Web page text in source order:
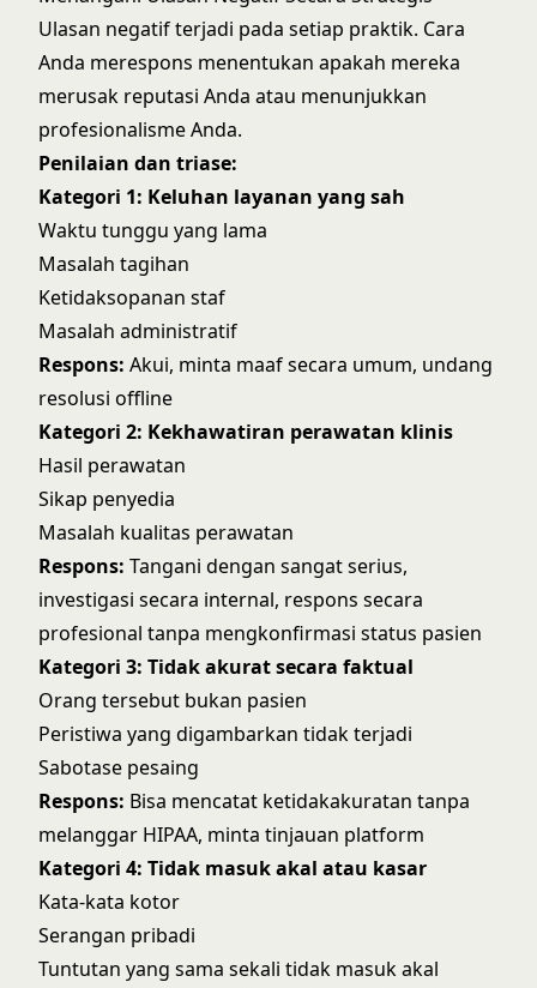
Ulasan negatif terjadi pada setiap praktik. Cara
Anda merespons menentukan apakah mereka
merusak reputasi Anda atau menunjukkan
profesionalisme Anda.
Penilaian dan triase:
Kategori 1: Keluhan layanan yang sah
Waktu tunggu yang lama
Masalah tagihan
Ketidaksopanan staf
Masalah administratif
Respons: Akui, minta maaf secara umum, undang
resolusi offline
Kategori 2: Kekhawatiran perawatan klinis
Hasil perawatan
Sikap penyedia
Masalah kualitas perawatan
Respons: Tangani dengan sangat serius,
investigasi secara internal, respons secara
profesional tanpa mengkonfirmasi status pasien
Kategori 3: Tidak akurat secara faktual
Orang tersebut bukan pasien
Peristiwa yang digambarkan tidak terjadi
Sabotase pesaing
Respons: Bisa mencatat ketidakakuratan tanpa
melanggar HIPAA, minta tinjauan platform
Kategori 4: Tidak masuk akal atau kasar
Kata-kata kotor
Serangan pribadi
Tuntutan yang sama sekali tidak masuk akal